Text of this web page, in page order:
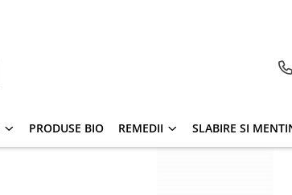
PRODUSE BIO REMEDII SLABIRE SI